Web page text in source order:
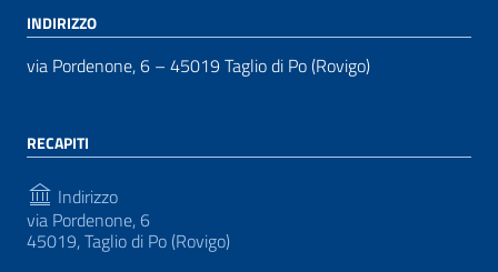
INDIRIZZO
via Pordenone, 6 – 45019 Taglio di Po (Rovigo)
RECAPITI
Indirizzo
via Pordenone, 6
45019, Taglio di Po (Rovigo)